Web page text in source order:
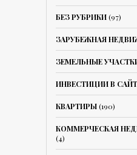
БЕЗ РУБРИКИ(97)
ЗАРУБЕЖНАЯ
ЗЕМЕЛЬНЫЕ
ИНВЕСТИЦИИ В
КВАРТИРЫ(190)
КОММЕРЧЕСКАЯ
(4)